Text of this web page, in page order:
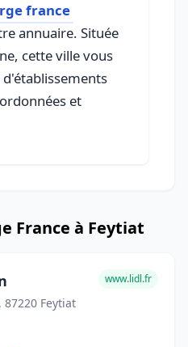
france
annuaire. Située
cette ville vous
et
France à Feytiat
Feytiat
www.lidl.fr